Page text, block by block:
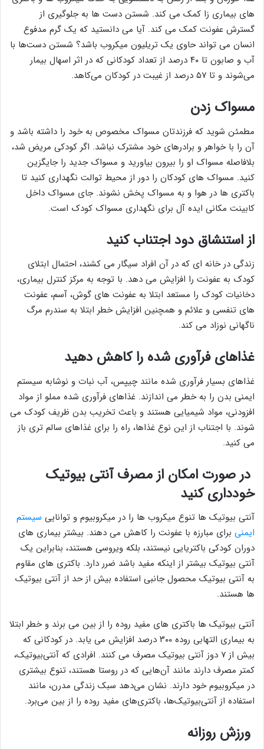
های بیماری زا کمک می کند. شستن دست ها به جلوگیری از
گسترش عفونت کمک می کند. آیا می دانستید که یک گرم مدفوع
انسان می تواند حاوی یک تریلیون میکروب باشد؟ شستن دست‌ها با
آب و صابون تا ۴۰ درصد از تعداد کودکانی که در اثر اسهال بیمار
می‌شوند و تا ۵۷ درصد از غیبت در کودکان می‌کاهد.
مسواک زدن
مطمئن شوید که فرزندتان مسواک مخصوص به خود را داشته باشد و
آن را با خواهر و برادرهای خود مشترک نباشد. اگر کودکی مریض شد،
بلافاصله مسواک او را بیرون بیاورید و مسواک جدید را جایگزین
کنید. مسواک های کودکان را دور از محیط توالت نگهداری کنید تا
باکتری ها در هوا و به مسواک پخش نشوند. جای مسواک داخل
کابینت مکانی ایده آل برای نگهداری مسواک کودک است.
از استنشاق دود اجتناب کنید
زندگی در خانه ای که در آن افراد سیگار می کشند، احتمال ابتلای
کودک به عفونت را افزایش می دهد. با توجه به مرکز کنترل بیماری،
دخانیات کودک را مستعد ابتلا به عفونت های گوش، آسم، عفونت
های تنفسی و علائم و همچنین افزایش خطر ابتلا به سندرم مرگ
ناگهانی نوزاد می کند.
غذاهای فرآوری شده را کاهش دهید
غذاهای بسیار فرآوری شده مانند چیپس، آب نبات و نوشابه سیستم
ایمنی بدن را به خطر می اندازند. غذاهای فرآوری شده مملو از مواد
افزودنی، مواد شیمیایی هستند و باعث تخریب بدن ظریف کودک می
شوند. با اجتناب از این نوع غذاها، راه را برای غذاهای سالم تری باز
می کنید.
در صورت امکان از مصرف آنتی بیوتیک
خودداری کنید
آنتی بیوتیک ها تنوع میکروب ها را در میکروبیوم و توانایی سیستم
ایمنی برای مبارزه با عفونت را کاهش می دهند. بیشتر بیماری های
دوران کودکی باکتریایی نیستند، بلکه ویروسی هستند، بنابراین یک
آنتی بیوتیک بیشتر از اینکه مفید باشد ضرر دارد. باکتری های مقاوم
به آنتی بیوتیک محصول جانبی استفاده بیش از حد از آنتی بیوتیک
ها هستند.
آنتی بیوتیک ها باکتری های مفید روده را از بین می برند و خطر ابتلا
به بیماری التهابی روده ۳۰۰ درصد افزایش می یابد. در کودکانی که
بیش از ۷ دوز آنتی بیوتیک مصرف می کنند. افرادی که آنتی‌بیوتیک،
کمتر مصرف دارند مانند آن‌هایی که در روستا هستند، تنوع بیشتری
در میکروبیوم خود دارند. نشان می‌دهد سبک زندگی مدرن، مانند
استفاده از آنتی‌بیوتیک‌ها، باکتری‌های مفید روده را از بین می‌برد.
ورزش روزانه